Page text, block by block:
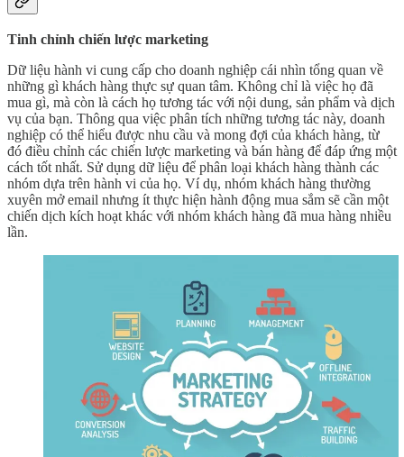
Tinh chỉnh chiến lược marketing
Dữ liệu hành vi cung cấp cho doanh nghiệp cái nhìn tổng quan về
những gì khách hàng thực sự quan tâm. Không chỉ là việc họ đã
mua gì, mà còn là cách họ tương tác với nội dung, sản phẩm và dịch
vụ của bạn. Thông qua việc phân tích những tương tác này, doanh
nghiệp có thể hiểu được nhu cầu và mong đợi của khách hàng, từ
đó điều chỉnh các chiến lược marketing và bán hàng để đáp ứng một
cách tốt nhất. Sử dụng dữ liệu để phân loại khách hàng thành các
nhóm dựa trên hành vi của họ. Ví dụ, nhóm khách hàng thường
xuyên mở email nhưng ít thực hiện hành động mua sắm sẽ cần một
chiến dịch kích hoạt khác với nhóm khách hàng đã mua hàng nhiều
lần.